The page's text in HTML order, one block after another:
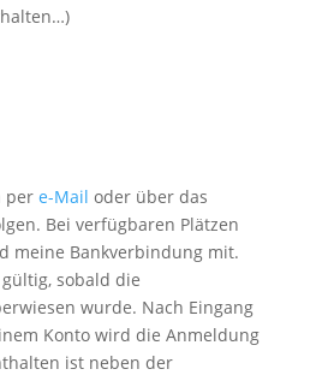
per e-Mail oder über das
Bei verfügbaren Plätzen
meine Bankverbindung mit.
sobald die
wurde. Nach Eingang
Konto wird die Anmeldung
ist neben der